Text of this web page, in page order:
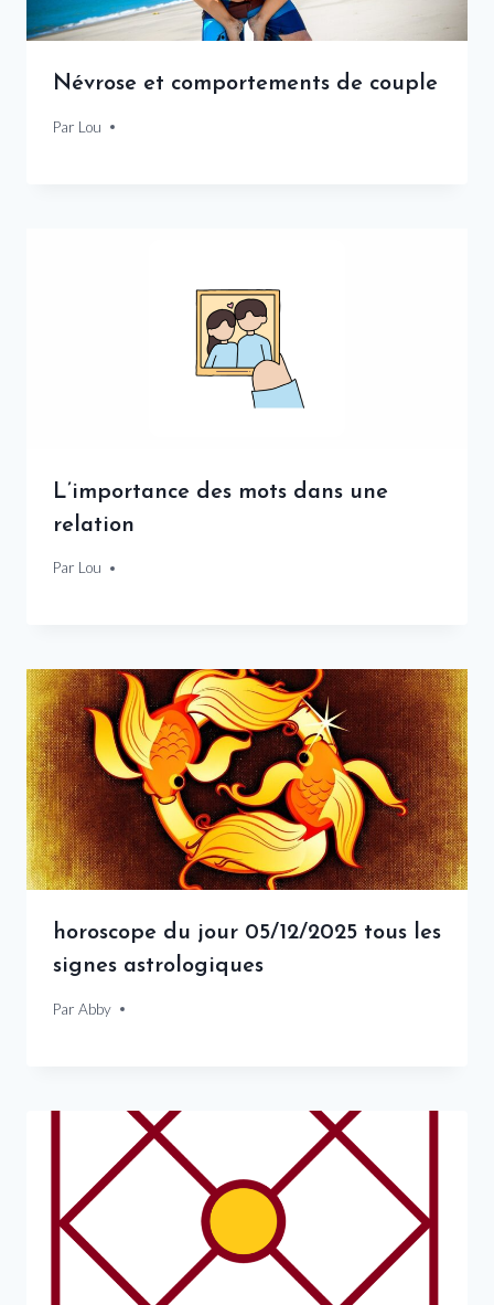
Névrose et comportements de couple
Par Lou
4 décembre 2024
L’importance des mots dans une
relation
Par Lou
18 février 2025
horoscope du jour 05/12/2025 tous les
signes astrologiques
Par Abby
5 décembre 2025